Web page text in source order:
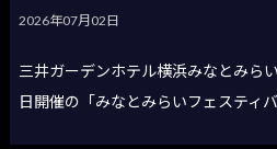
2026年07月02日
三井ガーデンホテル横浜みなとみら
日開催の「みなとみらいフェスティ